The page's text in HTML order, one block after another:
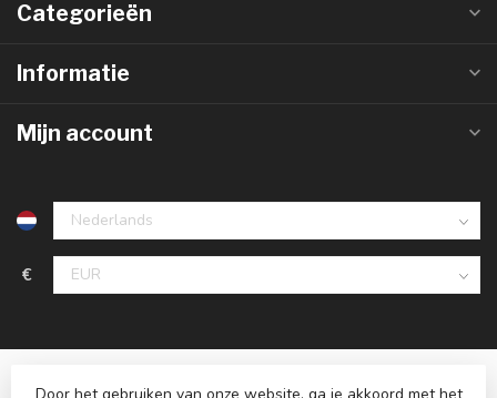
Categorieën
Informatie
Mijn account
€